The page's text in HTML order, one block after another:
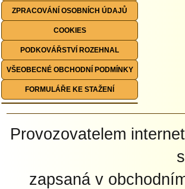
ZPRACOVÁNÍ OSOBNÍCH ÚDAJŮ
COOKIES
PODKOVÁŘSTVÍ ROZEHNAL
VŠEOBECNÉ OBCHODNÍ PODMÍNKY
FORMULÁŘE KE STAŽENÍ
Provozovatelem
zapsaná v